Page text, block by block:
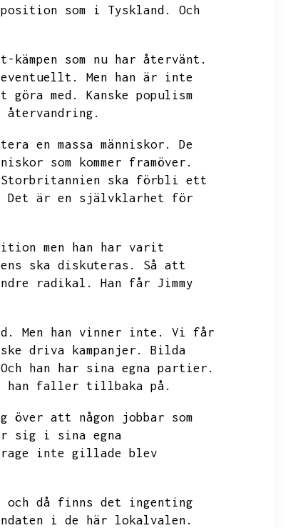
som i Tyskland.
Och
kämpen som nu har återvänt.
Men han är inte
med.
Kanske populism
en massa människor.
De
som kommer framöver.
Storbritannien ska förbli ett
Det är en självklarhet för
men han har varit
ska diskuteras.
Så att
radikal.
Han får Jimmy
Men han vinner inte.
Vi får
driva kampanjer.
Bilda
Och han har sina egna partier.
han faller tillbaka på.
över att någon jobbar som
sig i sina egna
inte gillade blev
då finns det ingenting
i de här lokalvalen.